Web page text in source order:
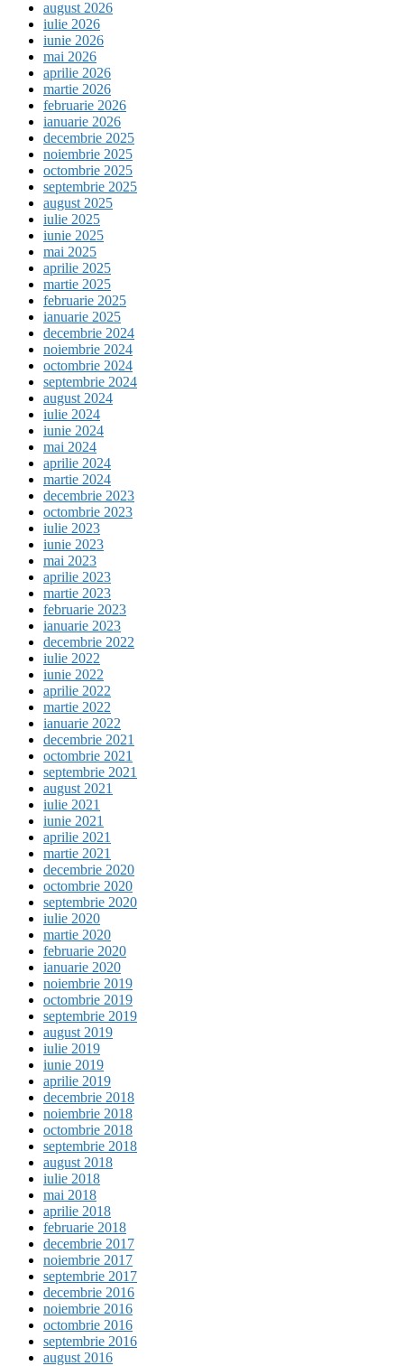
august 2026
iulie 2026
iunie 2026
mai 2026
aprilie 2026
martie 2026
februarie 2026
ianuarie 2026
decembrie 2025
noiembrie 2025
octombrie 2025
septembrie 2025
august 2025
iulie 2025
iunie 2025
mai 2025
aprilie 2025
martie 2025
februarie 2025
ianuarie 2025
decembrie 2024
noiembrie 2024
octombrie 2024
septembrie 2024
august 2024
iulie 2024
iunie 2024
mai 2024
aprilie 2024
martie 2024
decembrie 2023
octombrie 2023
iulie 2023
iunie 2023
mai 2023
aprilie 2023
martie 2023
februarie 2023
ianuarie 2023
decembrie 2022
iulie 2022
iunie 2022
aprilie 2022
martie 2022
ianuarie 2022
decembrie 2021
octombrie 2021
septembrie 2021
august 2021
iulie 2021
iunie 2021
aprilie 2021
martie 2021
decembrie 2020
octombrie 2020
septembrie 2020
iulie 2020
martie 2020
februarie 2020
ianuarie 2020
noiembrie 2019
octombrie 2019
septembrie 2019
august 2019
iulie 2019
iunie 2019
aprilie 2019
decembrie 2018
noiembrie 2018
octombrie 2018
septembrie 2018
august 2018
iulie 2018
mai 2018
aprilie 2018
februarie 2018
decembrie 2017
noiembrie 2017
septembrie 2017
decembrie 2016
noiembrie 2016
octombrie 2016
septembrie 2016
august 2016